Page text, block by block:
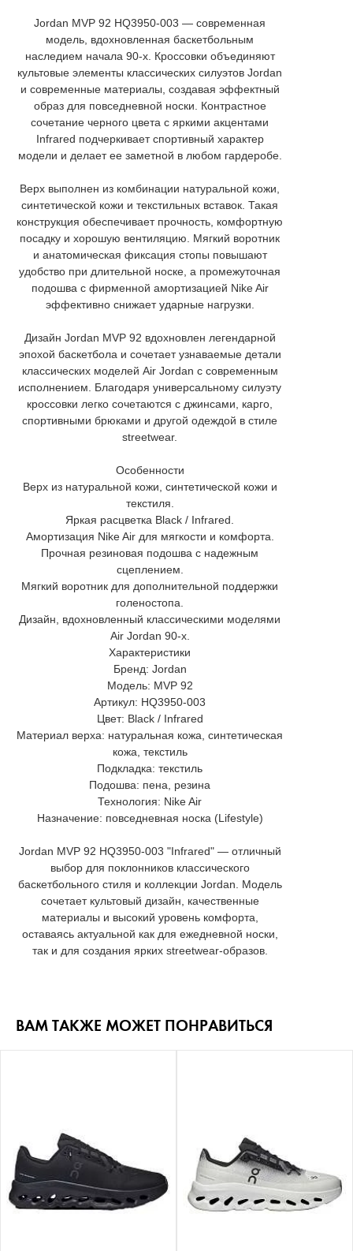
Jordan MVP 92 HQ3950-003 — современная
модель, вдохновленная баскетбольным
наследием начала 90-х. Кроссовки объединяют
культовые элементы классических силуэтов Jordan
и современные материалы, создавая эффектный
образ для повседневной носки. Контрастное
сочетание черного цвета с яркими акцентами
Infrared подчеркивает спортивный характер
модели и делает ее заметной в любом гардеробе.
Верх выполнен из комбинации натуральной кожи,
синтетической кожи и текстильных вставок. Такая
конструкция обеспечивает прочность, комфортную
посадку и хорошую вентиляцию. Мягкий воротник
и анатомическая фиксация стопы повышают
удобство при длительной носке, а промежуточная
подошва с фирменной амортизацией Nike Air
эффективно снижает ударные нагрузки.
Дизайн Jordan MVP 92 вдохновлен легендарной
эпохой баскетбола и сочетает узнаваемые детали
классических моделей Air Jordan с современным
исполнением. Благодаря универсальному силуэту
кроссовки легко сочетаются с джинсами, карго,
спортивными брюками и другой одеждой в стиле
streetwear.
Особенности
Верх из натуральной кожи, синтетической кожи и
текстиля.
Яркая расцветка Black / Infrared.
Амортизация Nike Air для мягкости и комфорта.
Прочная резиновая подошва с надежным
сцеплением.
Мягкий воротник для дополнительной поддержки
голеностопа.
Дизайн, вдохновленный классическими моделями
Air Jordan 90-х.
Характеристики
Бренд: Jordan
Модель: MVP 92
Артикул: HQ3950-003
Цвет: Black / Infrared
Материал верха: натуральная кожа, синтетическая
кожа, текстиль
Подкладка: текстиль
Подошва: пена, резина
Технология: Nike Air
Назначение: повседневная носка (Lifestyle)
Jordan MVP 92 HQ3950-003 "Infrared" — отличный
выбор для поклонников классического
баскетбольного стиля и коллекции Jordan. Модель
сочетает культовый дизайн, качественные
материалы и высокий уровень комфорта,
оставаясь актуальной как для ежедневной носки,
так и для создания ярких streetwear-образов.
ВАМ ТАКЖЕ МОЖЕТ ПОНРАВИТЬСЯ